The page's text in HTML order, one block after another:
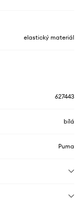
elastický materiál
627443
bílá
Puma